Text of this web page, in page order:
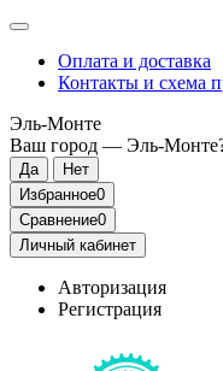
Оплата и доставка
Контакты и схема
Эль-Монте
Ваш город — Эль-Монте
Избранное0
Сравнение0
Личный кабинет
Авторизация
Регистрация